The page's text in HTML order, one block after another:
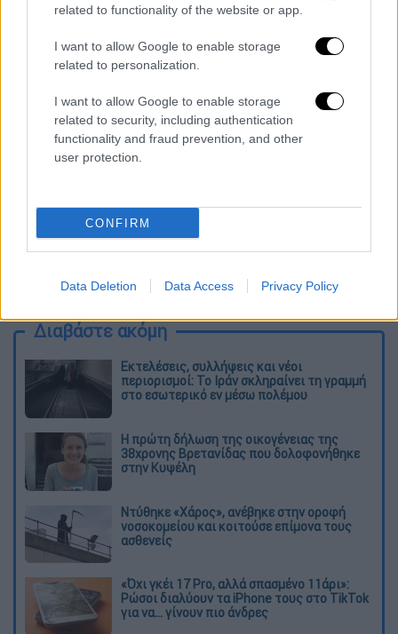
related to functionality of the website or app.
I want to allow Google to enable storage
related to personalization.
I want to allow Google to enable storage
related to security, including authentication
functionality and fraud prevention, and other
user protection.
CONFIRM
Data Deletion Data Access Privacy Policy
Τα σχολιά σας δημοσιεύονται άμεσα με δική σας ευθύνη. Το
ΕΘΝΟΣ θα παρεμβαίνει και τα προσβλητικά σχόλια θα
Διαβάστε ακόμη
Εκτελέσεις, συλλήψεις και νέοι
περιορισμοί: Το Ιράν σκληραίνει τη γραμμή
στο εσωτερικό εν μέσω πολέμου
Η πρώτη δήλωση της οικογένειας της
38χρονης Βρετανίδας που δολοφονήθηκε
στην Κυψέλη
Ντύθηκε «Χάρος», ανέβηκε στην οροφή
νοσοκομείου και κοιτούσε επίμονα τους
ασθενείς
«Όχι γκέι 17 Pro, αλλά σπασμένο 11άρι»:
Ρώσοι διαλύουν τα iPhone τους στο TikTok
για να... γίνουν πιο άνδρες